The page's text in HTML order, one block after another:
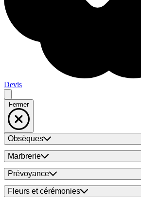
Devis
Fermer
Obsèques
Marbrerie
Prévoyance
Fleurs et cérémonies